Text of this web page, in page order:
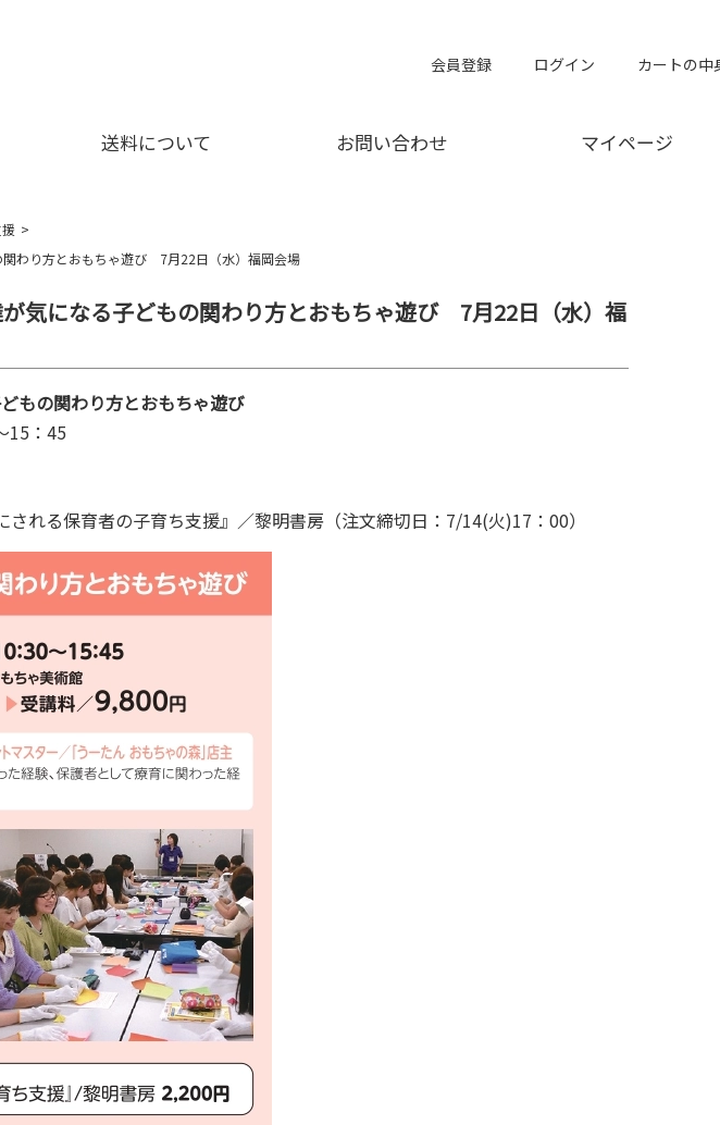
会員登録 ログイン カートの中
送料について お問い合わせ マイページ
関わり方とおもちゃ遊び 7月22日（水）福岡会場
が気になる子どもの関わり方とおもちゃ遊び 7月22日（水）福
もの関わり方とおもちゃ遊び
15：45
れる保育者の子育ち支援』／黎明書房（注文締切日：7/14(火)17：00）